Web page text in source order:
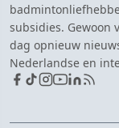
subsidies. Gewoon
dag opnieuw
Nederlandse en